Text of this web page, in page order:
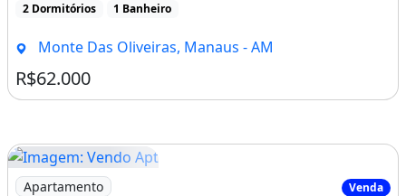
2 Dormitórios 1 Banheiro
Monte Das Oliveiras, Manaus - AM
R$62.000
Imagem: Vendo Apt
Apartamento Venda